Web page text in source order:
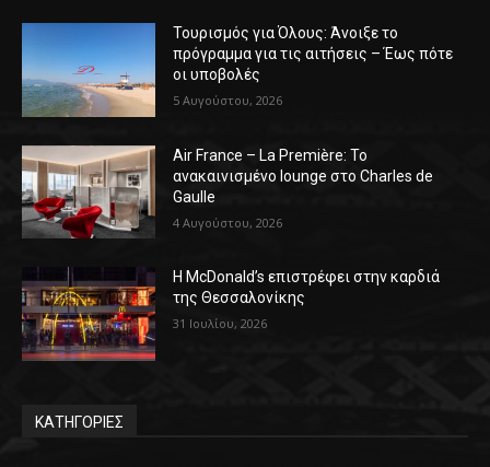
Τουρισμός για Όλους: Άνοιξε το
πρόγραμμα για τις αιτήσεις – Έως πότε
οι υποβολές
5 Αυγούστου, 2026
Air France – La Première: Το
ανακαινισμένο lounge στο Charles de
Gaulle
4 Αυγούστου, 2026
Η McDonald’s επιστρέφει στην καρδιά
της Θεσσαλονίκης
31 Ιουλίου, 2026
ΚΑΤΗΓΟΡΙΕΣ